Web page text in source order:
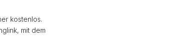
kostenlos.
mit dem